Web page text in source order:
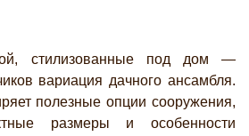
стилизованные под дом —
вариация дачного ансамбля.
полезные опции сооружения,
размеры и особенности